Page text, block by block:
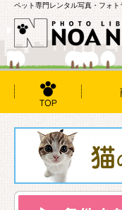
ペット専門レンタル写真・フォ